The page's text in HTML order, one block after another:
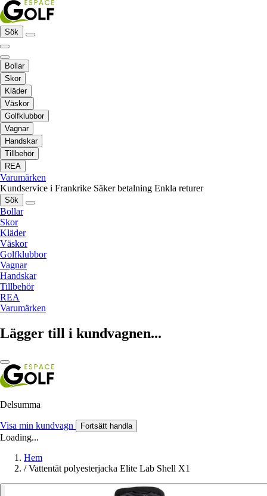
Sök
Bollar
Skor
Kläder
Väskor
Golfklubbor
Vagnar
Handskar
Tillbehör
REA
Varumärken
Kundservice i Frankrike Säker betalning Enkla returer
Sök
Bollar
Skor
Kläder
Väskor
Golfklubbor
Vagnar
Handskar
Tillbehör
REA
Varumärken
Lägger till i kundvagnen...
Delsumma
Visa min kundvagn Fortsätt handla
Loading...
Hem
/ Vattentät polyesterjacka Elite Lab Shell X1